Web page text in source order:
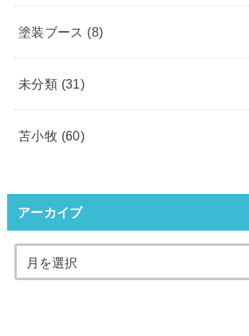
塗装ブース (8)
未分類 (31)
苫小牧 (60)
アーカイブ